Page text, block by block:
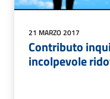
21 MARZO 2017
Contributo
incolpevole